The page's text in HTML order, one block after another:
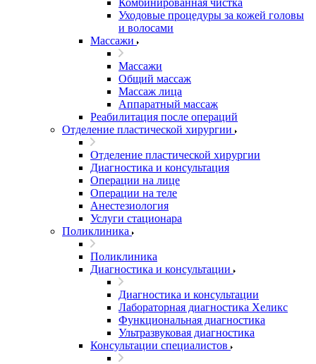
Комбинированная чистка
Уходовые процедуры за кожей головы
и волосами
Массажи
Массажи
Общий массаж
Массаж лица
Аппаратный массаж
Реабилитация после операций
Отделение пластической хирургии
Отделение пластической хирургии
Диагностика и консультация
Операции на лице
Операции на теле
Анестезиология
Услуги стационара
Поликлиника
Поликлиника
Диагностика и консультации
Диагностика и консультации
Лабораторная диагностика Хеликс
Функциональная диагностика
Ультразвуковая диагностика
Консультации специалистов